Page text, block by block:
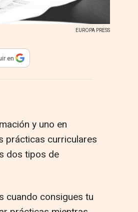
EUROPA PRESS
en
y uno en
prácticas curriculares
dos tipos de
cuando consigues tu